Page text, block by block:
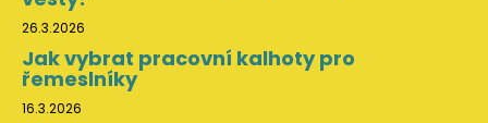
26.3.2026
Jak vybrat pracovní kalhoty pro
řemeslníky
16.3.2026